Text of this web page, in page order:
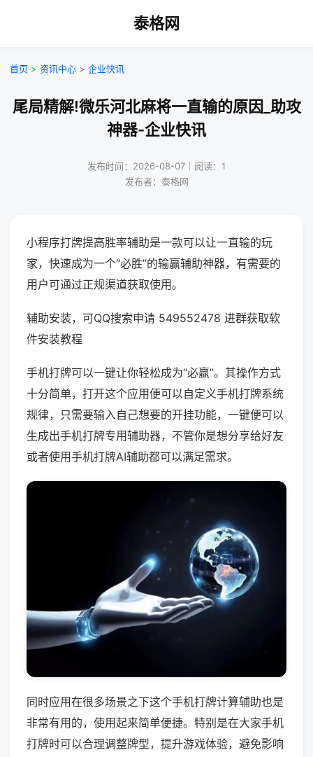
泰格网
首页 > 资讯中心 > 企业快讯
尾局精解!微乐河北麻将一直输的原因_助攻
神器-企业快讯
发布时间：2026-08-07｜阅读：1
发布者：泰格网
小程序打牌提高胜率辅助是一款可以让一直输的玩
家，快速成为一个“必胜”的输赢辅助神器，有需要的
用户可通过正规渠道获取使用。
辅助安装，可QQ搜索申请 549552478 进群获取软
件安装教程
手机打牌可以一键让你轻松成为“必赢”。其操作方式
十分简单，打开这个应用便可以自定义手机打牌系统
规律，只需要输入自己想要的开挂功能，一键便可以
生成出手机打牌专用辅助器，不管你是想分享给好友
或者使用手机打牌AI辅助都可以满足需求。
同时应用在很多场景之下这个手机打牌计算辅助也是
非常有用的，使用起来简单便捷。特别是在大家手机
打牌时可以合理调整牌型，提升游戏体验，避免影响